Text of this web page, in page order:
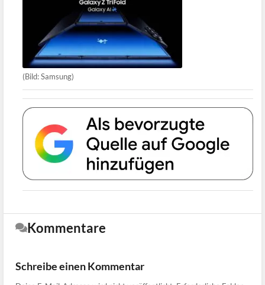
(Bild: Samsung)
Kommentare
Schreibe einen Kommentar